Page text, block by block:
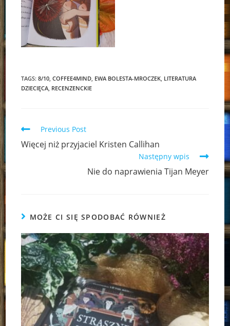
TAGS:8/10, COFFEE4MIND, EWA BOLESTA-MROCZEK, LITERATURA
DZIECIĘCA, RECENZENCKIE
Read
articles
Previous Post
Więcej niż przyjaciel Kristen Callihan
Następny wpis
Nie do naprawienia Tijan Meyer
MOŻE CI SIĘ SPODOBAĆ RÓWNIEŻ